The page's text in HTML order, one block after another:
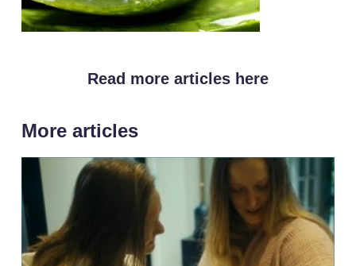
Read more articles here
More articles